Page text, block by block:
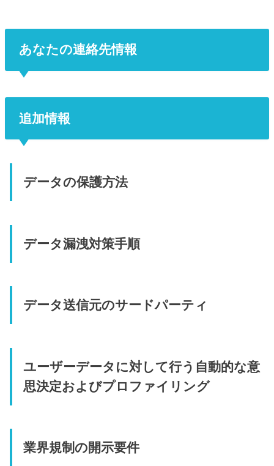
あなたの連絡先情報
追加情報
データの保護方法
データ漏洩対策手順
データ送信元のサードパーティ
ユーザーデータに対して行う自動的な意
思決定およびプロファイリング
業界規制の開示要件